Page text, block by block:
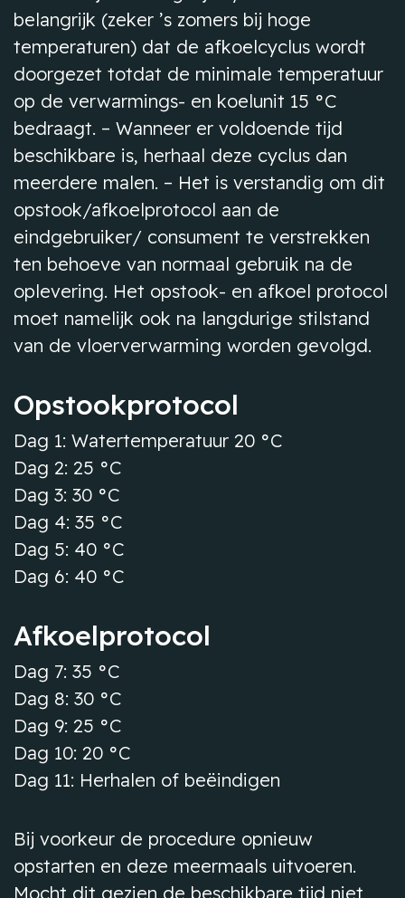
belangrijk (zeker ’s zomers bij hoge
temperaturen) dat de afkoelcyclus wordt
doorgezet totdat de minimale temperatuur
op de verwarmings- en koelunit 15 °C
bedraagt. – Wanneer er voldoende tijd
beschikbare is, herhaal deze cyclus dan
meerdere malen. – Het is verstandig om dit
opstook/afkoelprotocol aan de
eindgebruiker/ consument te verstrekken
ten behoeve van normaal gebruik na de
oplevering. Het opstook- en afkoel protocol
moet namelijk ook na langdurige stilstand
van de vloerverwarming worden gevolgd.
Opstookprotocol
Dag 1: Watertemperatuur 20 °C
Dag 2: 25 °C
Dag 3: 30 °C
Dag 4: 35 °C
Dag 5: 40 °C
Dag 6: 40 °C
Afkoelprotocol
Dag 7: 35 °C
Dag 8: 30 °C
Dag 9: 25 °C
Dag 10: 20 °C
Dag 11: Herhalen of beëindigen
Bij voorkeur de procedure opnieuw
opstarten en deze meermaals uitvoeren.
Mocht dit gezien de beschikbare tijd niet